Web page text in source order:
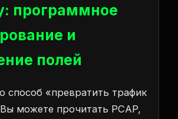
программное
и
полей
способ «превратить трафик
можете прочитать PCAP,